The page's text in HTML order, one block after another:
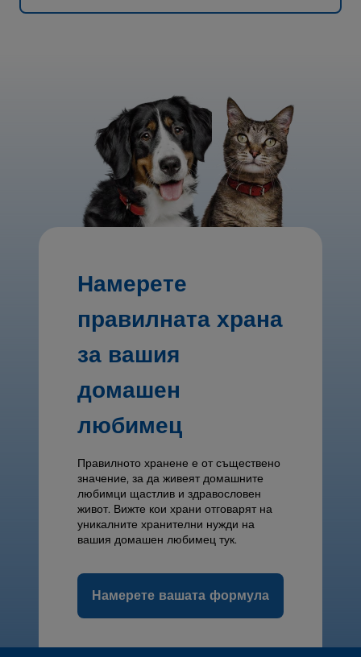
Намерете
правилната храна
за вашия
домашен
любимец
Правилното хранене е от съществено
значение, за да живеят домашните
любимци щастлив и здравословен
живот. Вижте кои храни отговарят на
уникалните хранителни нужди на
вашия домашен любимец тук.
Намерете вашата формула